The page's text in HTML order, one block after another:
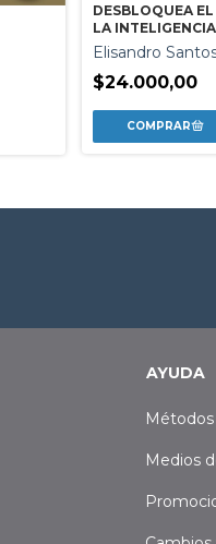
DESBLOQUEA
LA INTELIGENCIA
ARTIFICIAL
Elisandro
$24.000,00
AYUDA
Medios